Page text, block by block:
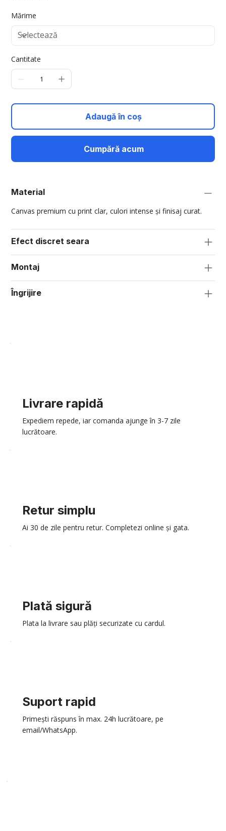
Mărime
Cantitate
Adaugă în coș
Cumpără acum
Material
Canvas premium cu print clar, culori intense și finisaj curat.
Efect discret seara
Montaj
Îngrijire
Livrare rapidă
Expediem repede, iar comanda ajunge în 3-7 zile
lucrătoare.
Retur simplu
Ai 30 de zile pentru retur. Completezi online și gata.
Plată sigură
Plata la livrare sau plăți securizate cu cardul.
Suport rapid
Primești răspuns în max. 24h lucrătoare, pe
email/WhatsApp.